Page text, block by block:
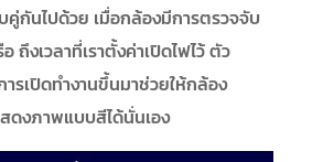
คู่กันไปด้วย เมื่อกล้องมีการตรวจจับ
ถึงเวลาที่เราตั้งค่าเปิดไฟไว้ ตัว
รเปิดทำงานขึ้นมาช่วยให้กล้อง
สดงภาพแบบสีได้นั่นเอง